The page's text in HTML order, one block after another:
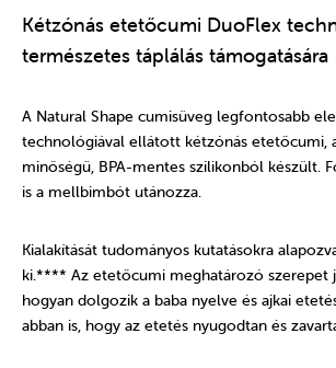
Kétzónás etetőcumi DuoFlex
természetes táplálás támogatására
A Natural Shape cumisüveg legfontosabb
technológiával ellátott kétzónás etetőcumi,
minőségű, BPA-mentes szilikonból készült.
is a mellbimbót utánozza.
Kialakítását tudományos kutatásokra
ki.**** Az etetőcumi meghatározó szerepet
hogyan dolgozik a baba nyelve és ajkai
abban is, hogy az etetés nyugodtan és